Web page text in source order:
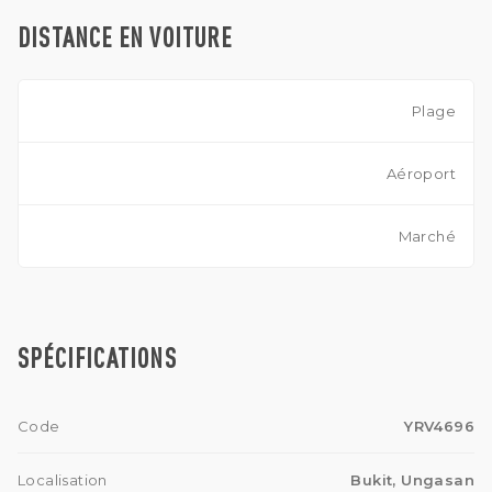
offre une opportunité unique de profiter d'un style de vie
côtier moderne avec une vue imprenable sur l'océan, au
DISTANCE EN VOITURE
Plage
Aéroport
Marché
SPÉCIFICATIONS
Code YRV4696
Localisation Bukit, Ungasan